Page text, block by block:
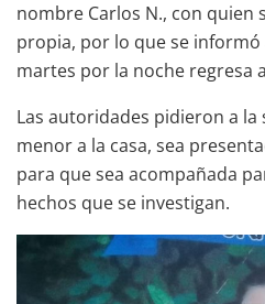
nombre Carlos N., con quien
propia, por lo que se
martes por la noche regresa
Las autoridades pidieron a
menor a la casa, sea
para que sea acompañada
hechos que se investigan.